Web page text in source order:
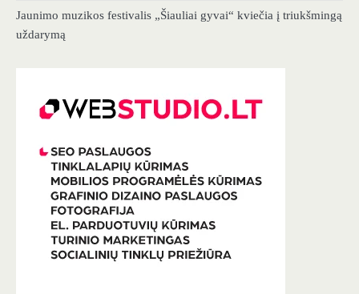
Jaunimo muzikos festivalis „Šiauliai gyvai“ kviečia į triukšmingą
uždarymą